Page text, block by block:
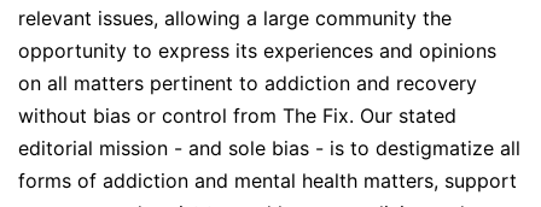
relevant issues, allowing a large community the
opportunity to express its experiences and opinions
on all matters pertinent to addiction and recovery
without bias or control from The Fix. Our stated
editorial mission - and sole bias - is to destigmatize all
forms of addiction and mental health matters, support